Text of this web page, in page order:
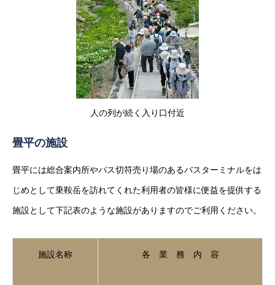
人の列が続く入り口付近
畳平の施設
畳平には総合案内所やバス切符売り場のあるバスターミナルをは
じめとして乗鞍岳を訪れてくれた利用者の皆様に便益を提供する
施設として下記表のような施設がありますのでご利用ください。
施設名称 各 業 務 内 容